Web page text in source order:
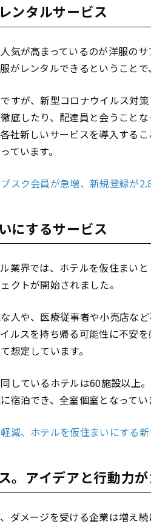
ンタルサービス
気が高まっているのが洋服の
がレンタルできるということで
すが、新型コロナウイルス対
底したり、配達員と会うこと
社新しいサービスを導入する
ています。
スク会員が急増、新規登録が
にするサービス
業界では、ホテルを仮住まい
クトが開始されました。
人や、医療従事者や小売店な
ルスを持ち帰る可能性に不安
想定しています。
しているホテルは60施設以上
宿泊でき、全室個室となってい
減、ホテルを仮住まいにする
。アイデアと行動力
ダメージを受ける企業は増え